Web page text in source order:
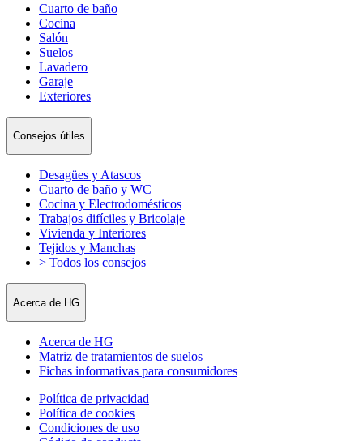
Cuarto de baño
Cocina
Salón
Suelos
Lavadero
Garaje
Exteriores
Consejos útiles
Desagües y Atascos
Cuarto de baño y WC
Cocina y Electrodomésticos
Trabajos difíciles y Bricolaje
Vivienda y Interiores
Tejidos y Manchas
> Todos los consejos
Acerca de HG
Acerca de HG
Matriz de tratamientos de suelos
Fichas informativas para consumidores
Política de privacidad
Política de cookies
Condiciones de uso